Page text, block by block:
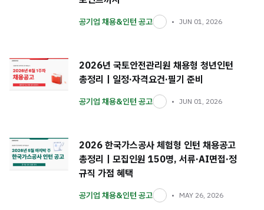
공기업 채용&인턴 공고 JUN 01, 2026
2026년 국토안전관리원 채용형 청년인턴
총정리｜일정·자격요건·필기 준비
공기업 채용&인턴 공고 JUN 01, 2026
2026 한국가스공사 체험형 인턴 채용공고
총정리｜모집인원 150명, 서류·AI면접·정
규직 가점 혜택
공기업 채용&인턴 공고 MAY 26, 2026